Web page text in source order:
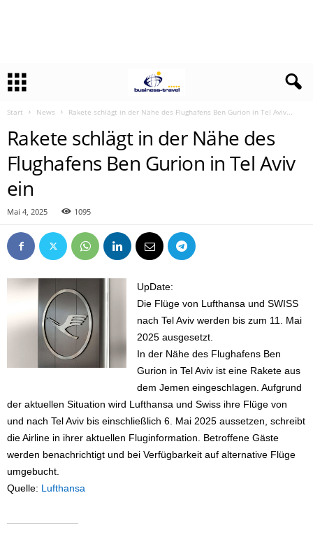
Start News Rakete schlägt in der Nähe des Flughafens Ben Gurion in Tel Aviv...
Rakete schlägt in der Nähe des
Flughafens Ben Gurion in Tel Aviv
ein
Mai 4, 2025 1095
UpDate:
Die Flüge von Lufthansa und SWISS
nach Tel Aviv werden bis zum 11. Mai
2025 ausgesetzt.
In der Nähe des Flughafens Ben
Gurion in Tel Aviv ist eine Rakete aus
dem Jemen eingeschlagen. Aufgrund
der aktuellen Situation wird Lufthansa und Swiss ihre Flüge von
und nach Tel Aviv bis einschließlich 6. Mai 2025 aussetzen, schreibt
die Airline in ihrer aktuellen Fluginformation. Betroffene Gäste
werden benachrichtigt und bei Verfügbarkeit auf alternative Flüge
umgebucht.
Quelle: Lufthansa